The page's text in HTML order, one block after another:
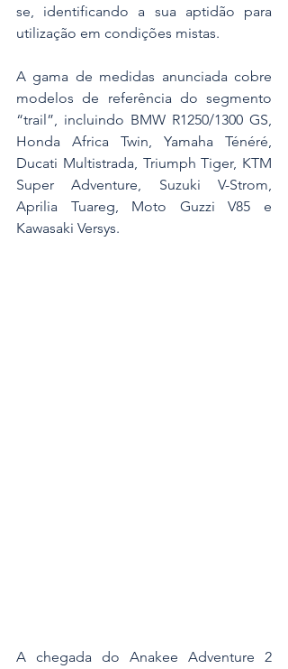
se, identificando a sua aptidão para
utilização em condições mistas.
A gama de medidas anunciada cobre
modelos de referência do segmento
“trail”, incluindo BMW R1250/1300 GS,
Honda Africa Twin, Yamaha Ténéré,
Ducati Multistrada, Triumph Tiger, KTM
Super Adventure, Suzuki V-Strom,
Aprilia Tuareg, Moto Guzzi V85 e
Kawasaki Versys.
A chegada do Anakee Adventure 2